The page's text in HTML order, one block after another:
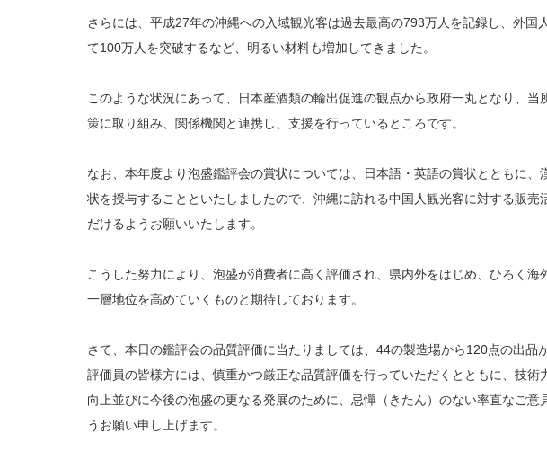
さらには、平成27年の沖縄への入域観光客は過去最高の793万人を記録し、外国
て100万人を突破するなど、明るい材料も増加してきました。
このような状況にあって、日本産酒類の輸出促進の観点から政府一丸となり、当
策に取り組み、関係機関と連携し、支援を行っているところです。
なお、本年度より泡盛鑑評会の賞状については、日本語・英語の賞状とともに、
状を授与することといたしましたので、沖縄に訪れる中国人観光客に対する販売
だけるようお願いいたします。
こうした努力により、泡盛が消費者に高く評価され、県内外をはじめ、ひろく海
一層地位を高めていくものと期待しております。
さて、本日の鑑評会の品質評価に当たりましては、44の製造場から120点の出品
評価員の皆様方には、慎重かつ厳正な品質評価を行っていただくとともに、技術
向上並びに今後の泡盛の更なる発展のために、忌憚（きたん）のない率直なご意
うお願い申し上げます。